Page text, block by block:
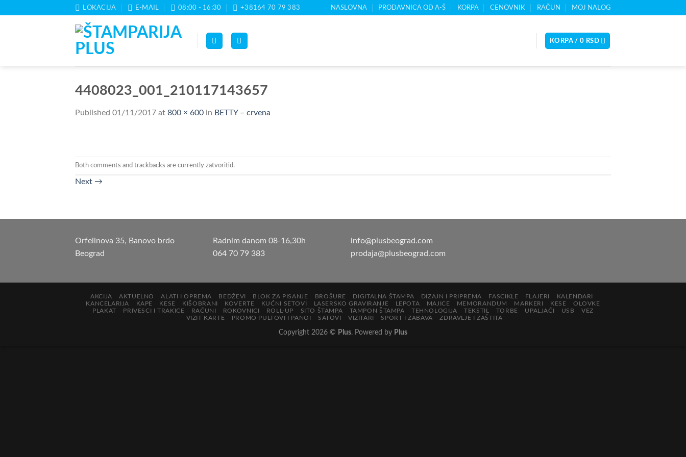
LOKACIJA E-MAIL 08:00 - 16:30 +38164 70 79 383 NASLOVNA PRODAVNICA OD A-Š KORPA CENOVNIK RAČUN MOJ NALOG
KORPA /0 RSD
4408023_001_210117143657
Published 01/11/2017 at 800 × 600 in BETTY – crvena
Both comments and trackbacks are currently zatvoritid.
Next →
Orfelinova 35, Banovo brdo
Beograd
Radnim danom 08-16,30h
064 70 79 383
info@plusbeograd.com
prodaja@plusbeograd.com
AKCIJA AKTUELNO ALATI I OPREMA BEDŽEVI BLOK ZA PISANJE BROŠURE DIGITALNA ŠTAMPA DIZAJN I PRIPREMA FASCIKLE FLAJERI
KALENDARI
KANCELARIJA
KAPE KESE KIŠOBRANI KOVERTE KUĆNI SETOVI LASERSKO GRAVIRANJE LEPOTA MAJICE MEMORANDUM MARKERI KESE
OLOVKE
PLAKAT
PRIVESCI I TRAKICE RAČUNI ROKOVNICI ROLL-UP SITO ŠTAMPA TAMPON ŠTAMPA TEHNOLOGIJA TEKSTIL TORBE UPALJAČI USB
VEZ
VIZIT KARTE
PROMO PULTOVI I PANOI SATOVI VIZITARI SPORT I ZABAVA ZDRAVLJE I ZAŠTITA
Copyright 2026 © Plus. Powered by Plus